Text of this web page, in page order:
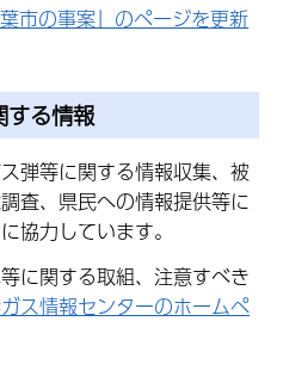
葉市の事案」のページを更新
する情報
弾等に関する情報収集、被
査、県民への情報提供等に
協力しています。
に関する取組、注意すべき
ス情報センターのホームペ